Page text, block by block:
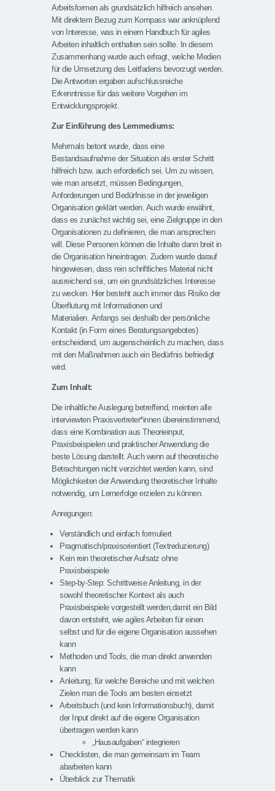
Arbeitsformen als grundsätzlich hilfreich ansehen.
Mit direktem Bezug zum Kompass war anknüpfend
von Interesse, was in einem Handbuch für agiles
Arbeiten inhaltlich enthalten sein sollte. In diesem
Zusammenhang wurde auch erfragt, welche Medien
für die Umsetzung des Leitfadens bevorzugt werden.
Die Antworten ergaben aufschlussreiche
Erkenntnisse für das weitere Vorgehen im
Entwicklungsprojekt.
Zur Einführung des Lernmediums:
Mehrmals betont wurde, dass eine
Bestandsaufnahme der Situation als erster Schritt
hilfreich bzw. auch erforderlich sei. Um zu wissen,
wie man ansetzt, müssen Bedingungen,
Anforderungen und Bedürfnisse in der jeweiligen
Organisation geklärt werden. Auch wurde erwähnt,
dass es zunächst wichtig sei, eine Zielgruppe in den
Organisationen zu definieren, die man ansprechen
will. Diese Personen können die Inhalte dann breit in
die Organisation hineintragen. Zudem wurde darauf
hingewiesen, dass rein schriftliches Material nicht
ausreichend sei, um ein grundsätzliches Interesse
zu wecken. Hier besteht auch immer das Risiko der
Überflutung mit Informationen und
Materialien. Anfangs sei deshalb der persönliche
Kontakt (in Form eines Beratungsangebotes)
entscheidend, um augenscheinlich zu machen, dass
mit den Maßnahmen auch ein Bedürfnis befriedigt
wird.
Zum Inhalt:
Die inhaltliche Auslegung betreffend, meinten alle
interviewten Praxisvertreter*innen übereinstimmend,
dass eine Kombination aus Theorieinput,
Praxisbeispielen und praktischer Anwendung die
beste Lösung darstellt. Auch wenn auf theoretische
Betrachtungen nicht verzichtet werden kann, sind
Möglichkeiten der Anwendung theoretischer Inhalte
notwendig, um Lernerfolge erzielen zu können.
Anregungen:
Verständlich und einfach formuliert
Pragmatisch/praxisorientiert (Textreduzierung)
Kein rein theoretischer Aufsatz ohne
Praxisbeispiele
Step-by-Step: Schrittweise Anleitung, in der
sowohl theoretischer Kontext als auch
Praxisbeispiele vorgestellt werden,damit ein Bild
davon entsteht, wie agiles Arbeiten für einen
selbst und für die eigene Organisation aussehen
kann
Methoden und Tools, die man direkt anwenden
kann
Anleitung, für welche Bereiche und mit welchen
Zielen man die Tools am besten einsetzt
Arbeitsbuch (und kein Informationsbuch), damit
der Input direkt auf die eigene Organisation
übertragen werden kann
„Hausaufgaben“ integrieren
Checklisten, die man gemeinsam im Team
abarbeiten kann
Überblick zur Thematik